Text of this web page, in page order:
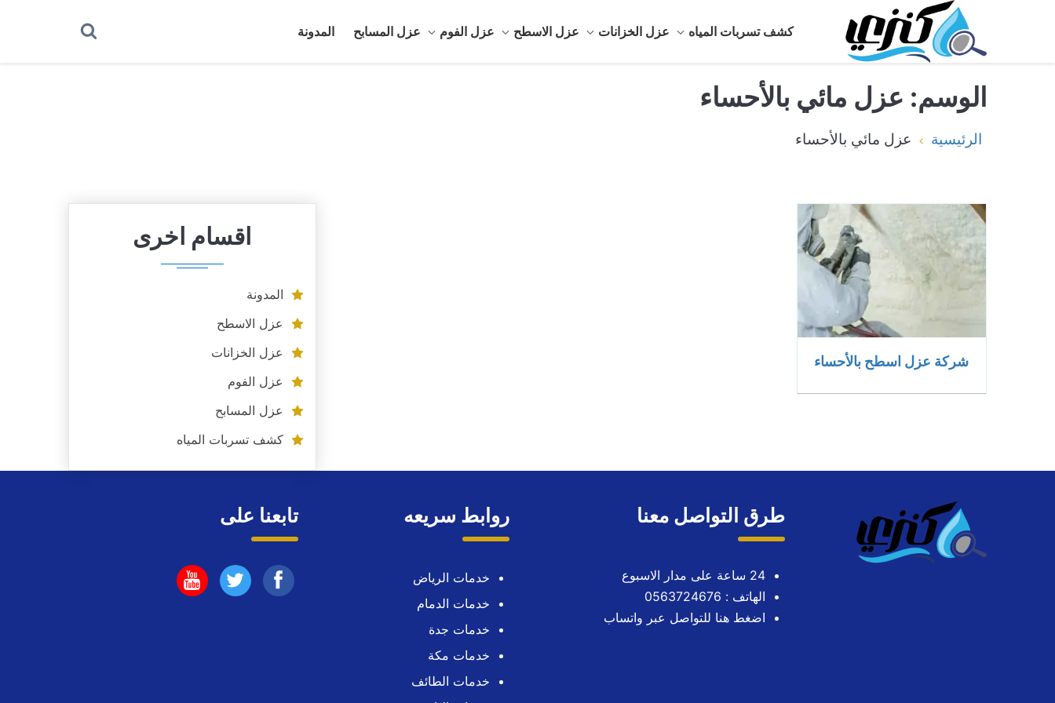
كشف تسربات المياه عزل الخزانات عزل الاسطح عزل الفوم عزل المسابح المدونة
الوسم: عزل مائي بالأحساء
الرئيسية عزل مائي بالأحساء
شركة عزل اسطح بالأحساء
اقسام اخرى
المدونة
عزل الاسطح
عزل الخزانات
عزل الفوم
عزل المسابح
كشف تسربات المياه
طرق التواصل معنا
24 ساعة على مدار الاسبوع
الهاتف : 0563724676
اضغط هنا للتواصل عبر واتساب
روابط سريعه
خدمات الرياض
خدمات الدمام
خدمات جدة
خدمات مكة
خدمات الطائف
تابعنا على
تابعنا تابعنا تابعنا